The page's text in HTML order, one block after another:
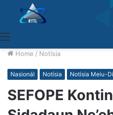
Home / Notísia
Nasionál Notísia Notísia Meiu-
SEFOPE